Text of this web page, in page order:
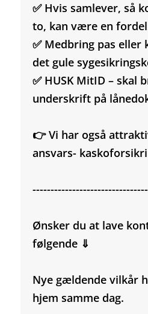
✅ Hvis samlever, så
to, kan være en
✅ Medbring pas eller
det gule
✅ HUSK MitID – skal
underskrift på
👉 Vi har også
ansvars-
Ønsker du at lave
følgende ⇓
Nye gældende vilkår
hjem samme dag.